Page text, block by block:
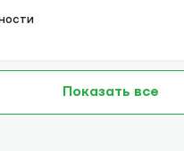
Показать все